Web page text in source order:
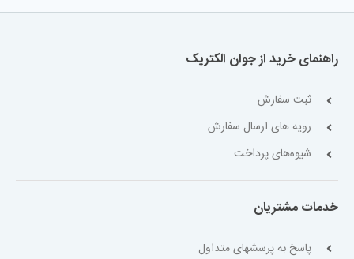
راهنمای خرید از جوان الکتریک
ثبت سفارش
رویه های ارسال سفارش
شیوه‌های پرداخت
خدمات مشتریان
پاسخ به پرسشهای متداول